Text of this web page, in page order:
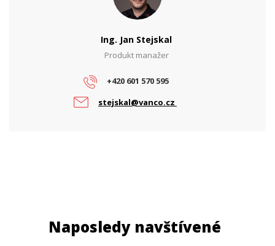
Ing. Jan Stejskal
Produkt manažer
+420 601 570 595
stejskal@vanco.cz
Naposledy navštívené